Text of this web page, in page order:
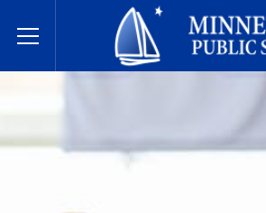
Toggle Menu
Державні школи Міннетонки